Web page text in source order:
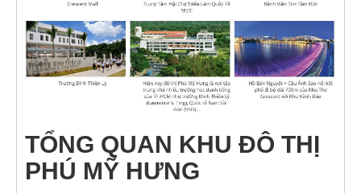
TỔNG QUAN KHU ĐÔ THỊ
PHÚ MỸ HƯNG